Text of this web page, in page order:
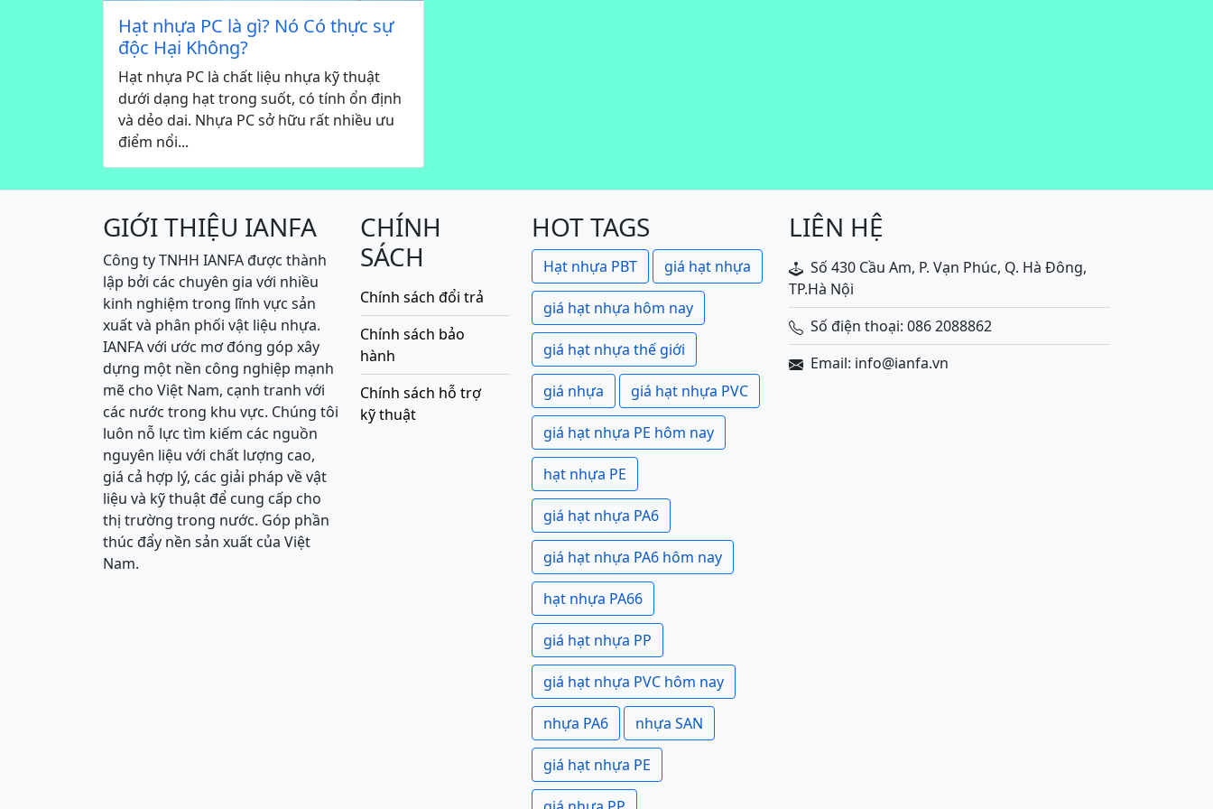
Hạt nhựa PC là gì? Nó Có thực sự
độc Hại Không?
Hạt nhựa PC là chất liệu nhựa kỹ thuật
dưới dạng hạt trong suốt, có tính ổn định
và dẻo dai. Nhựa PC sở hữu rất nhiều ưu
điểm nổi...
GIỚI THIỆU IANFA
Công ty TNHH IANFA được thành
lập bởi các chuyên gia với nhiều
kinh nghiệm trong lĩnh vực sản
xuất và phân phối vật liệu nhựa.
IANFA với ước mơ đóng góp xây
dựng một nền công nghiệp mạnh
mẽ cho Việt Nam, cạnh tranh với
các nước trong khu vực. Chúng tôi
luôn nỗ lực tìm kiếm các nguồn
nguyên liệu với chất lượng cao,
giá cả hợp lý, các giải pháp về vật
liệu và kỹ thuật để cung cấp cho
thị trường trong nước. Góp phần
thúc đẩy nền sản xuất của Việt
Nam.
CHÍNH
SÁCH
Chính sách đổi trả
Chính sách bảo
hành
Chính sách hỗ trợ
kỹ thuật
HOT TAGS
Hạt nhựa PBT giá hạt nhựa
giá hạt nhựa hôm nay
giá hạt nhựa thế giới
giá nhựa giá hạt nhựa PVC
giá hạt nhựa PE hôm nay
hạt nhựa PE
giá hạt nhựa PA6
giá hạt nhựa PA6 hôm nay
hạt nhựa PA66
giá hạt nhựa PP
giá hạt nhựa PVC hôm nay
nhựa PA6 nhựa SAN
giá hạt nhựa PE
LIÊN HỆ
Số 430 Cầu Am, P. Vạn Phúc, Q. Hà Đông,
TP.Hà Nội
Số điện thoại: 086 2088862
Email: info@ianfa.vn